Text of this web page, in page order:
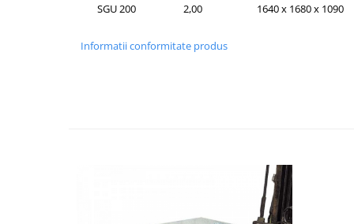
SGU 200
2,00 1640 x 1680 x 1090
Informatii conformitate produs